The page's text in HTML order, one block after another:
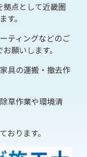
点として近畿圏
。
ティングなどのご
願いします。
具の運搬・撤去作
草作業や環境清
おります。